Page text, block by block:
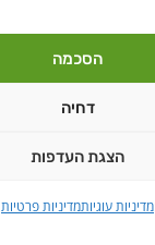
הסכמה
דחיה
הצגת העדפות
מדיניות עוגיותמדיניות פרטיות
הודה"ש ברקן